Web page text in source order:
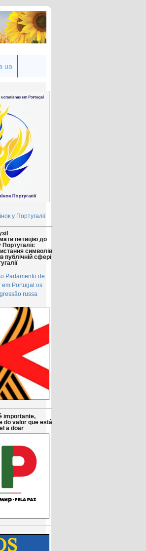
ua
у Португалії
петицію до
символів
в публічній сфері
Parlamento de
em Portugal os
russa
importante,
do valor que está
a doar